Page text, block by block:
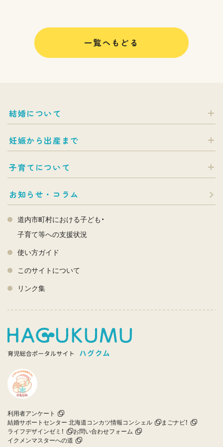
一覧へもどる
結婚について
妊娠から出産まで
子育てについて
お知らせ・コラム
道内市町村における子ども・
子育て等への支援状況
使い方ガイド
このサイトについて
リンク集
利用者アンケート
結婚サポートセンター 北海道コンカツ情報コンシェル
まごナビ！
ライフデザインゼミ！
お問い合わせフォーム
イクメンマスターへの道